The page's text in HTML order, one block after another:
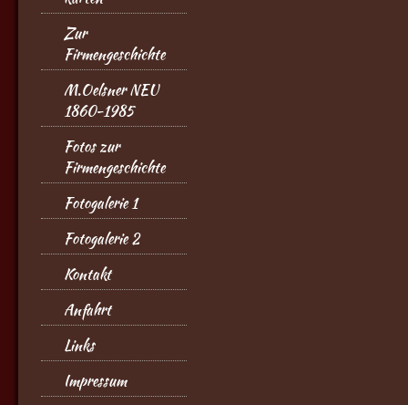
Zur
Firmengeschichte
M.Oelsner NEU
1860-1985
Fotos zur
Firmengeschichte
Fotogalerie 1
Fotogalerie 2
Kontakt
Anfahrt
Links
Impressum